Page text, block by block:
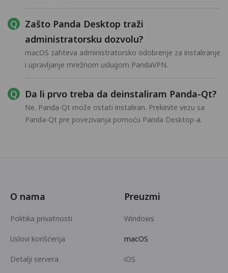
Zašto Panda Desktop traži
administratorsku dozvolu?
macOS zahteva administratorsko odobrenje za instaliranje
i upravljanje mrežnom uslugom PandaVPN.
Da li prvo treba da deinstaliram Panda-Qt?
Ne. Panda-Qt može ostati instaliran. Prekinite vezu sa
Panda-Qt pre povezivanja pomoću Panda Desktop-a.
O nama
Politika privatnosti
Uslovi korišćenja
Detalji servera
Preuzmi
Windows
macOS
iOS